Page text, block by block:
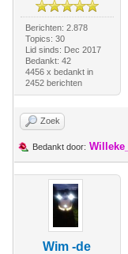
Berichten: 2.878
Topics: 30
Lid sinds: Dec 2017
Bedankt: 42
4456 x bedankt in
2452 berichten
Zoek
Bedankt door:
Wim -de